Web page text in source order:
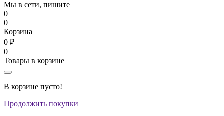
Мы в сети, пишите
0
0
Корзина
0 ₽
0
Товары в корзине
В корзине пусто!
Продолжить покупки